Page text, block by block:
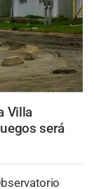
Villa
será